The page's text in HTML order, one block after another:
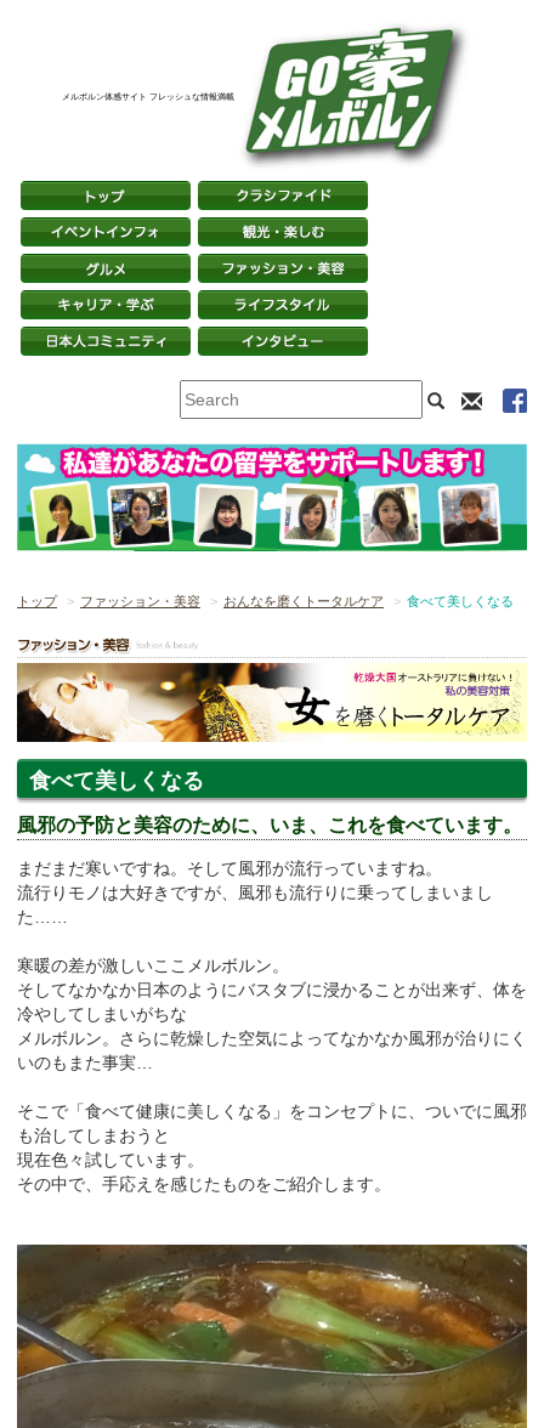
メルボルン体感サイト フレッシュな情報満載
トップ ファッション・美容 おんなを磨くトータルケア 食べて美しくなる
食べて美しくなる
風邪の予防と美容のために、いま、これを食べています。
まだまだ寒いですね。そして風邪が流行っていますね。
流行りモノは大好きですが、風邪も流行りに乗ってしまいまし
た……
寒暖の差が激しいここメルボルン。
そしてなかなか日本のようにバスタブに浸かることが出来ず、体を
冷やしてしまいがちな
メルボルン。さらに乾燥した空気によってなかなか風邪が治りにく
いのもまた事実…
そこで「食べて健康に美しくなる」をコンセプトに、ついでに風邪
も治してしまおうと
現在色々試しています。
その中で、手応えを感じたものをご紹介します。